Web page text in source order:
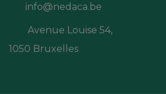
info@nedaca.be
Avenue Louise 54,
1050 Bruxelles